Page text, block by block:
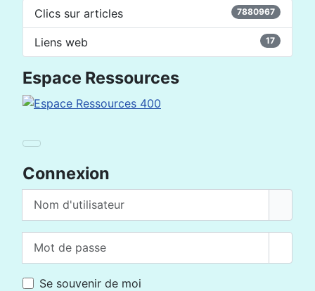
Espace Ressources
Connexion
Se souvenir de moi
Clics sur articles 7880967
Liens web 17